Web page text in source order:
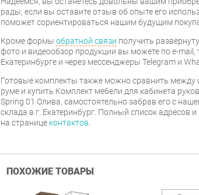
рады, если вы оставите отзыв об опыте его
поможет сориентироваться нашим будущим
Кроме формы обратной связи получить
фото и видеообзор продукции вы можете по e-mail,
Екатеринбурге и через мессенджеры Telegram и
Готовые комплекты также можно сравнить между
руме и купить Комплект мебели для кабинета
Spring 01 Олива, самостоятельно забрав его с
склада в г. Екатеринбург. Полный список адресов
на странице контактов.
ПОХОЖИЕ ТОВАРЫ